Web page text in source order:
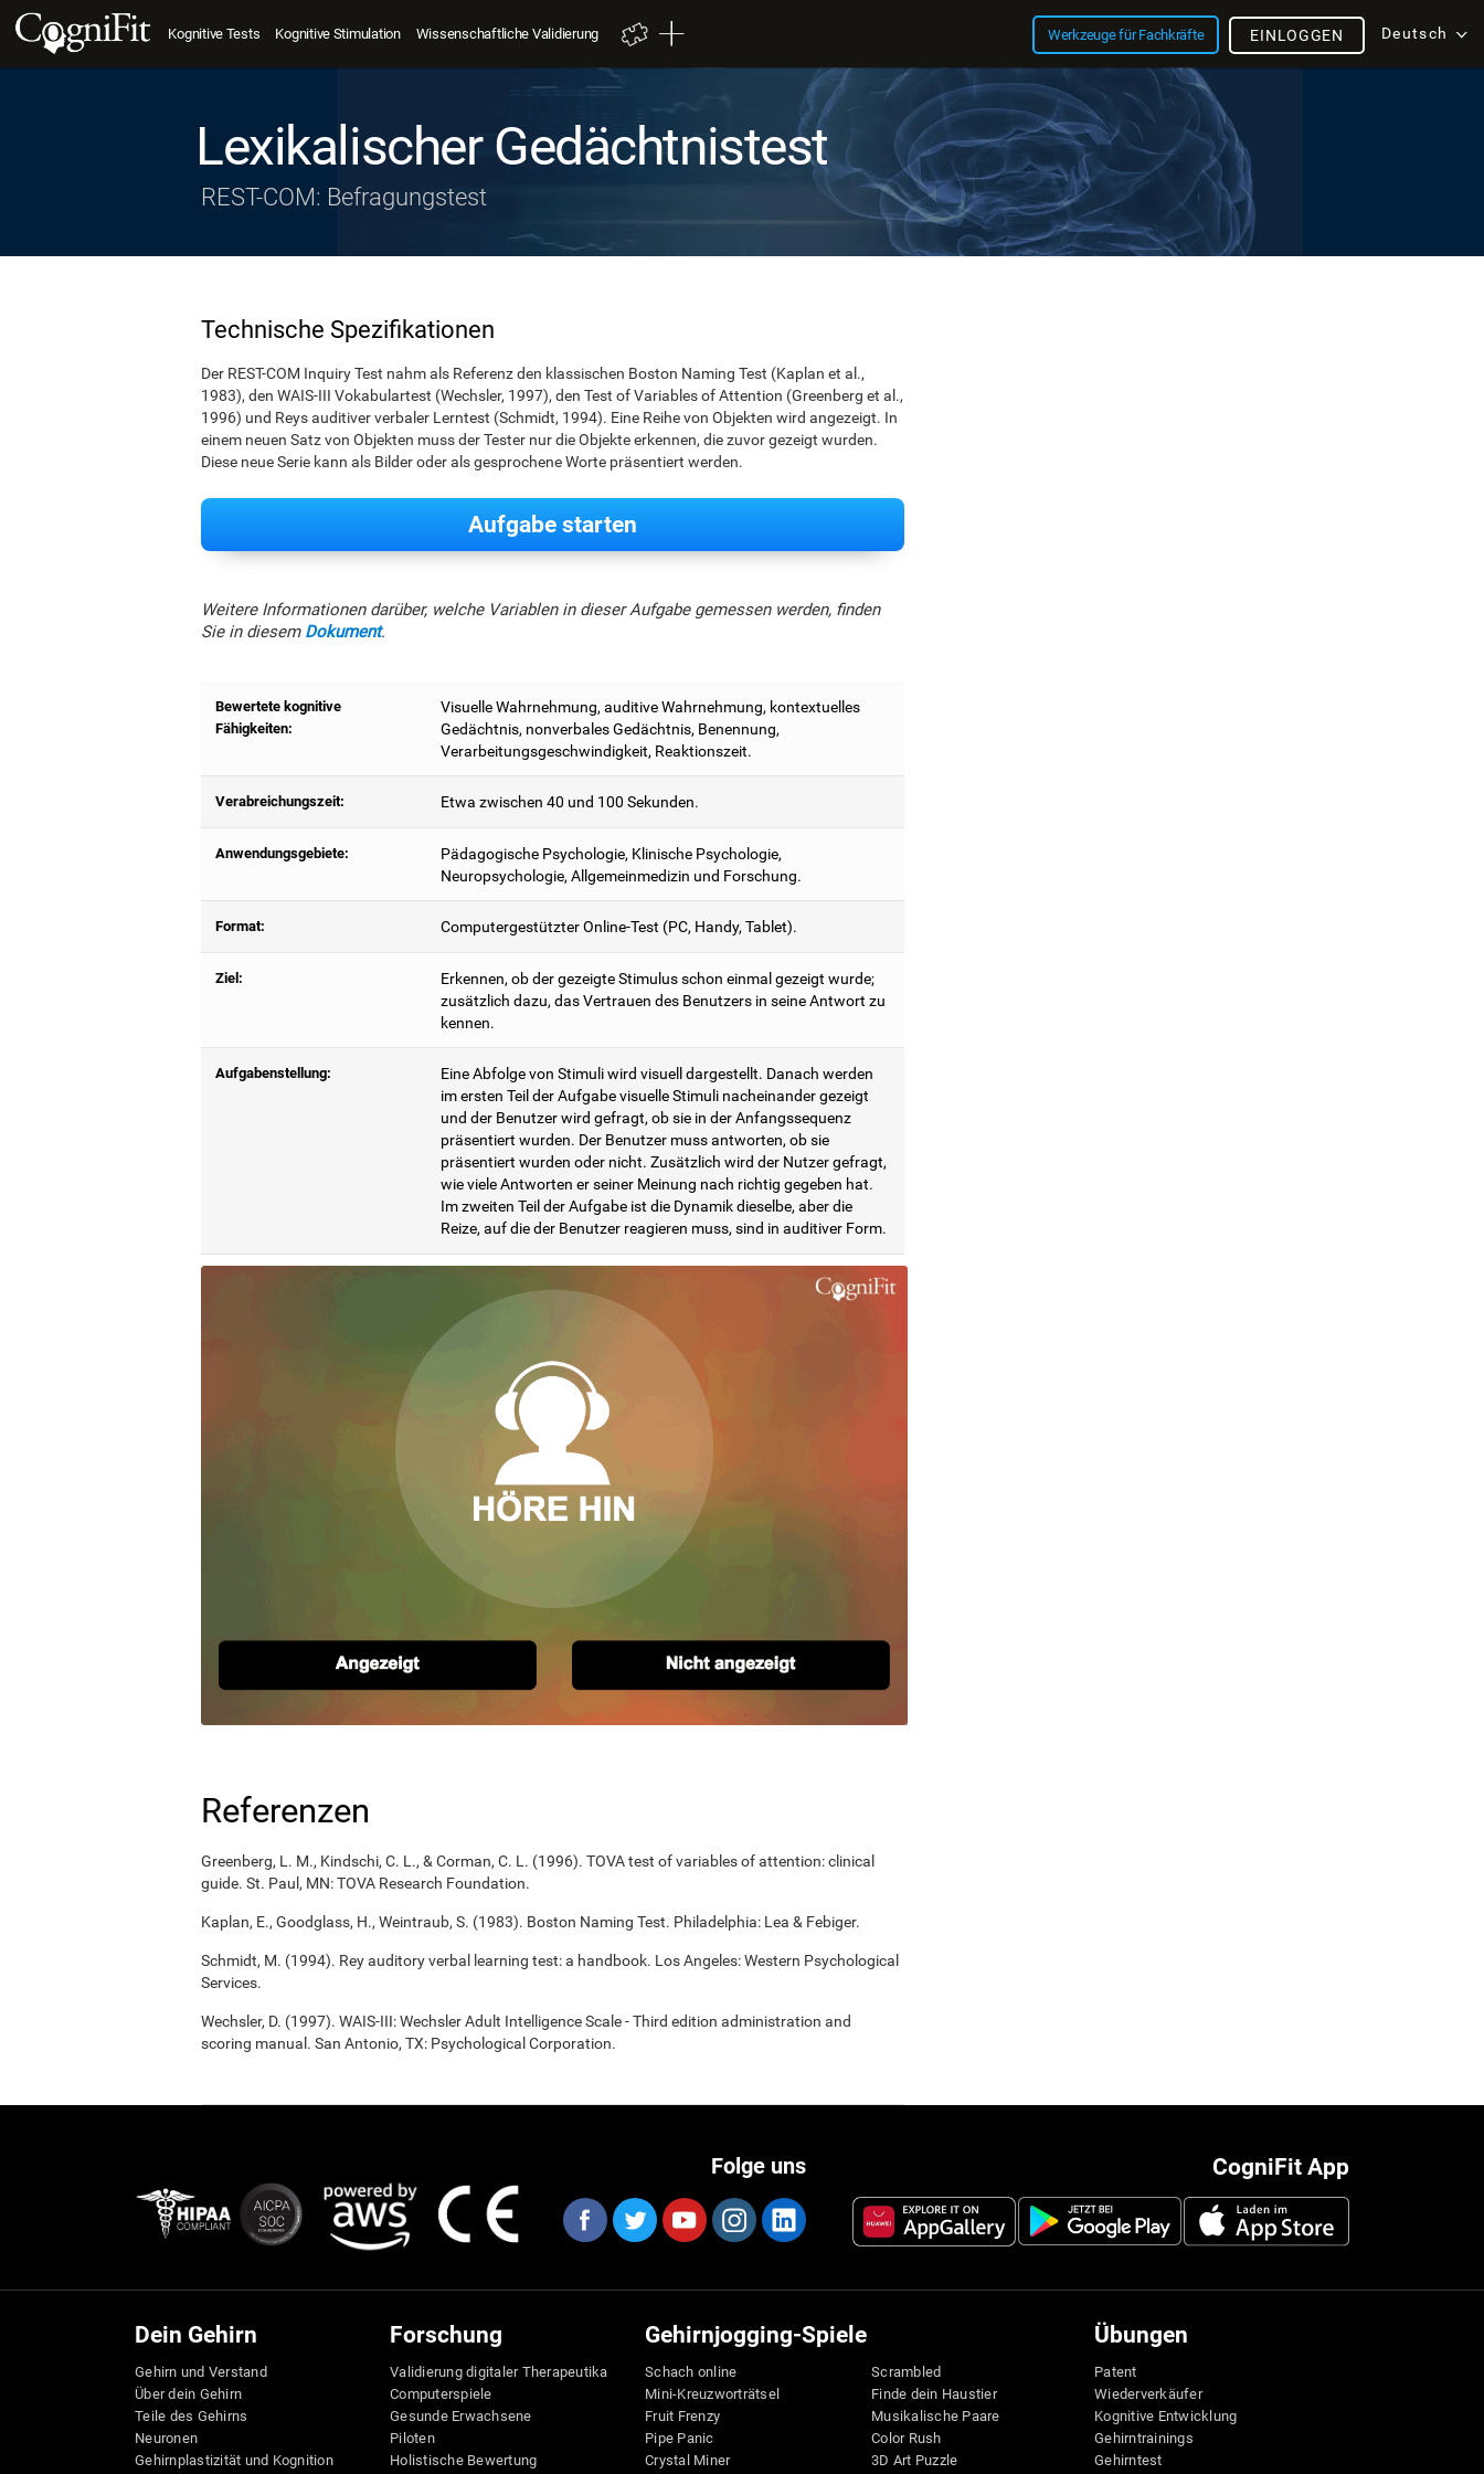
Kognitive Tests Kognitive Stimulation Wissenschaftliche Validierung Werkzeuge für Fachkräfte Deutsch
EINLOGGEN
Lexikalischer Gedächtnistest
REST-COM: Befragungstest
Technische Spezifikationen
Der REST-COM Inquiry Test nahm als Referenz den klassischen Boston Naming Test (Kaplan et al.,
1983), den WAIS-III Vokabulartest (Wechsler, 1997), den Test of Variables of Attention (Greenberg et al.,
1996) und Reys auditiver verbaler Lerntest (Schmidt, 1994). Eine Reihe von Objekten wird angezeigt. In
einem neuen Satz von Objekten muss der Tester nur die Objekte erkennen, die zuvor gezeigt wurden.
Diese neue Serie kann als Bilder oder als gesprochene Worte präsentiert werden.
Aufgabe starten
Weitere Informationen darüber, welche Variablen in dieser Aufgabe gemessen werden, finden
Sie in diesem Dokument.
Bewertete kognitive
Fähigkeiten:
Visuelle Wahrnehmung, auditive Wahrnehmung, kontextuelles
Gedächtnis, nonverbales Gedächtnis, Benennung,
Verarbeitungsgeschwindigkeit, Reaktionszeit.
Verabreichungszeit: Etwa zwischen 40 und 100 Sekunden.
Anwendungsgebiete:
Pädagogische Psychologie, Klinische Psychologie,
Neuropsychologie, Allgemeinmedizin und Forschung.
Format: Computergestützter Online-Test (PC, Handy, Tablet).
Ziel:
Erkennen, ob der gezeigte Stimulus schon einmal gezeigt wurde;
zusätzlich dazu, das Vertrauen des Benutzers in seine Antwort zu
kennen.
Aufgabenstellung:
Eine Abfolge von Stimuli wird visuell dargestellt. Danach werden
im ersten Teil der Aufgabe visuelle Stimuli nacheinander gezeigt
und der Benutzer wird gefragt, ob sie in der Anfangssequenz
präsentiert wurden. Der Benutzer muss antworten, ob sie
präsentiert wurden oder nicht. Zusätzlich wird der Nutzer gefragt,
wie viele Antworten er seiner Meinung nach richtig gegeben hat.
Im zweiten Teil der Aufgabe ist die Dynamik dieselbe, aber die
Reize, auf die der Benutzer reagieren muss, sind in auditiver Form.
Referenzen
Greenberg, L. M., Kindschi, C. L., & Corman, C. L. (1996). TOVA test of variables of attention: clinical
guide. St. Paul, MN: TOVA Research Foundation.
Kaplan, E., Goodglass, H., Weintraub, S. (1983). Boston Naming Test. Philadelphia: Lea & Febiger.
Schmidt, M. (1994). Rey auditory verbal learning test: a handbook. Los Angeles: Western Psychological
Services.
Wechsler, D. (1997). WAIS-III: Wechsler Adult Intelligence Scale - Third edition administration and
scoring manual. San Antonio, TX: Psychological Corporation.
CogniFit App
Folge uns
Dein Gehirn
Gehirn und Verstand
Über dein Gehirn
Teile des Gehirns
Neuronen
Gehirnplastizität und Kognition
Forschung
Validierung digitaler Therapeutika
Computerspiele
Gesunde Erwachsene
Piloten
Holistische Bewertung
Gehirnjogging-Spiele
Schach online
Mini-Kreuzworträtsel
Fruit Frenzy
Pipe Panic
Crystal Miner
Scrambled
Finde dein Haustier
Musikalische Paare
Color Rush
3D Art Puzzle
Übungen
Patent
Wiederverkäufer
Kognitive Entwicklung
Gehirntrainings
Gehirntest